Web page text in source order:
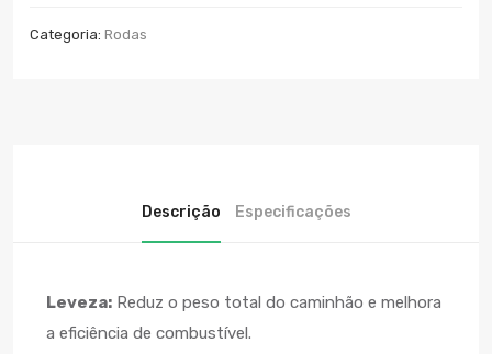
Categoria: Rodas
Descrição Especificações
Leveza: Reduz o peso total do caminhão e melhora
a eficiência de combustível.